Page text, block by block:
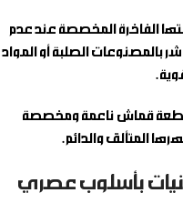
الفاخرة المخصصة عند عدم
بالمصنوعات الصلبة أو المواد
قماش ناعمة ومخصصة
المتألق والدائم.
بأسلوب عصري